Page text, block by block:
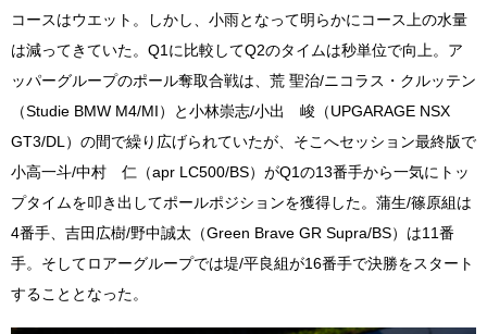
コースはウエット。しかし、小雨となって明らかにコース上の水量
は減ってきていた。Q1に比較してQ2のタイムは秒単位で向上。ア
ッパーグループのポール奪取合戦は、荒 聖治/ニコラス・クルッテン
（Studie BMW M4/MI）と小林崇志/小出 峻（UPGARAGE NSX
GT3/DL）の間で繰り広げられていたが、そこへセッション最終版で
小高一斗/中村 仁（apr LC500/BS）がQ1の13番手から一気にトッ
プタイムを叩き出してポールポジションを獲得した。蒲生/篠原組は
4番手、吉田広樹/野中誠太（Green Brave GR Supra/BS）は11番
手。そしてロアーグループでは堤/平良組が16番手で決勝をスタート
することとなった。